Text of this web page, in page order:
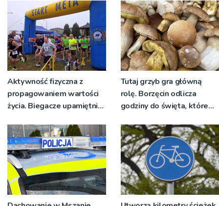
żywo [ZDJĘCIA]
Aktywność fizyczna z
propagowaniem wartości
życia. Biegacze upamiętnili
Tutaj grzyb gra główną
rolę. Borzęcin odlicza
godziny do święta, które
pokoleń